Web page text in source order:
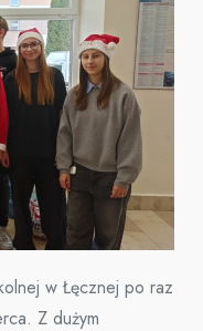
w Łęcznej po raz
Z dużym